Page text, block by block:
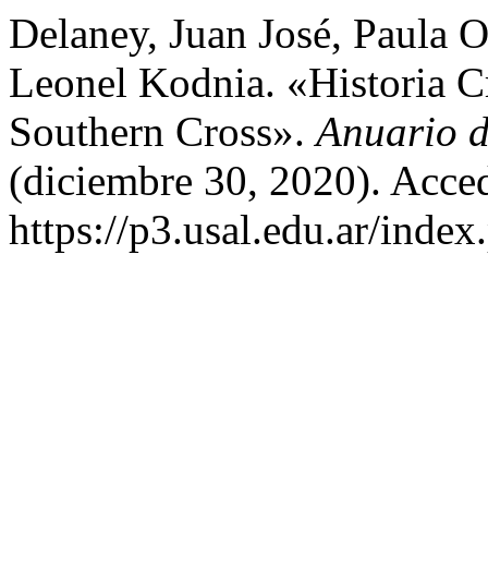
Delaney, Juan José, Paula
Leonel Kodnia. «Historia
Southern Cross».Anuario
(diciembre 30, 2020).
https://p3.usal.edu.ar/